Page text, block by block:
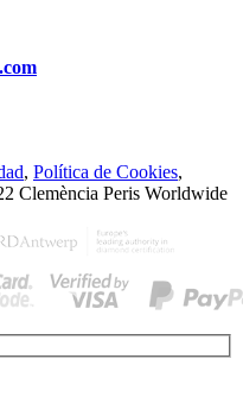
, Política de Cookies,
Clemència Peris Worldwide